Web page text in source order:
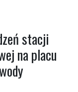
stacji
na placu